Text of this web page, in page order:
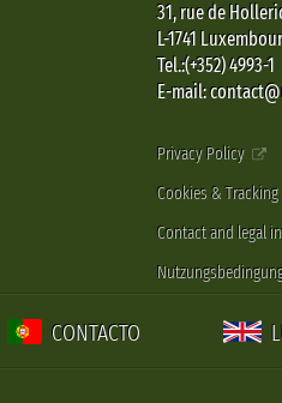
31, rue de
L-1741
Tel.:(+352) 4993-1
E-mail:
Privacy Policy
Cookies & Tracking
Contact and legal
CONTACTO